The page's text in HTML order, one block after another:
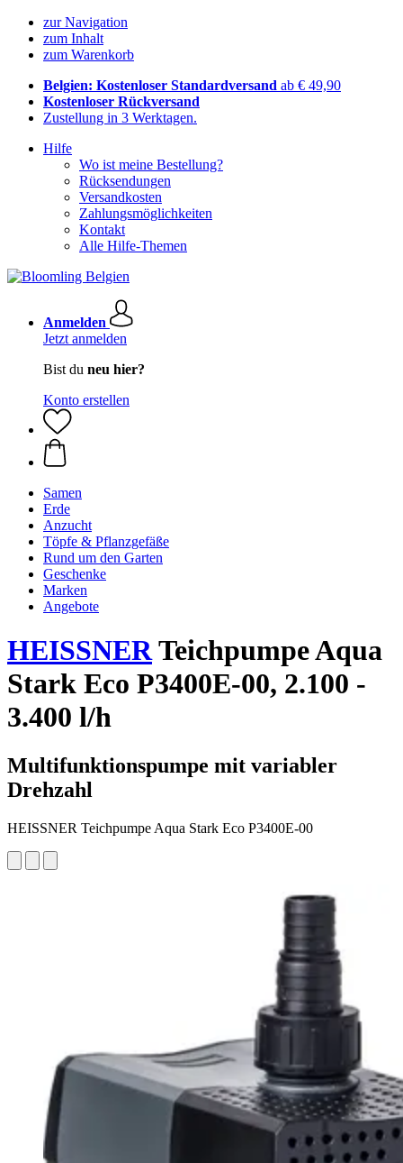
zur Navigation
zum Inhalt
zum Warenkorb
Belgien: Kostenloser Standardversand ab € 49,90
Kostenloser Rückversand
Zustellung in 3 Werktagen.
Hilfe
Wo ist meine Bestellung?
Rücksendungen
Versandkosten
Zahlungsmöglichkeiten
Kontakt
Alle Hilfe-Themen
Anmelden
Jetzt anmelden
Bist du neu hier?
Konto erstellen
Samen
Erde
Anzucht
Töpfe & Pflanzgefäße
Rund um den Garten
Geschenke
Marken
Angebote
HEISSNERTeichpumpe Aqua
Stark Eco P3400E-00, 2.100 -
3.400 l/h
Multifunktionspumpe mit variabler
Drehzahl
HEISSNER Teichpumpe Aqua Stark Eco P3400E-00